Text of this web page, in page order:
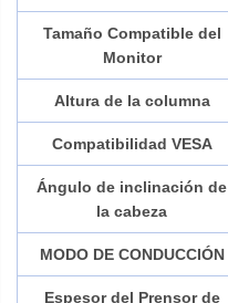
Tamaño Compatible del
Monitor
Altura de la columna
Compatibilidad VESA
Ángulo de inclinación de
la cabeza
MODO DE CONDUCCIÓN
Espesor del Prensor de